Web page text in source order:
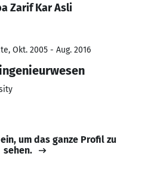
Zarif Kar Asli
Okt. 2005 - Aug. 2016
um das ganze Profil zu
sehen.